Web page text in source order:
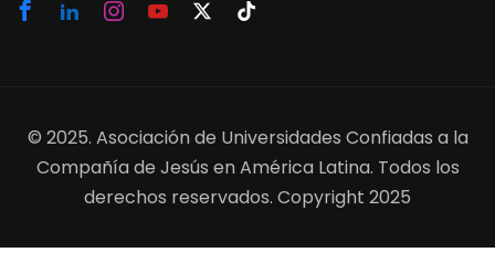
© 2025. Asociación de Universidades Confiadas a la
Compañía de Jesús en América Latina. Todos los
derechos reservados. Copyright 2025